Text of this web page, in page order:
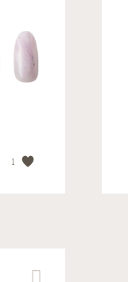
1